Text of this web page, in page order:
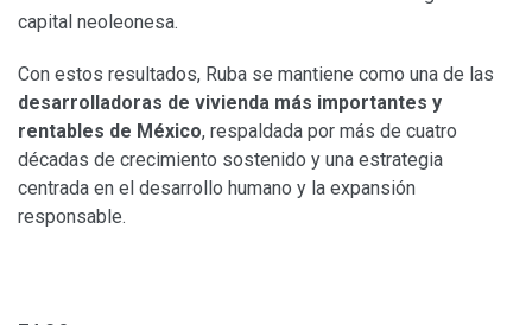
capital neoleonesa.
Con estos resultados, Ruba se mantiene como una de las
desarrolladoras de vivienda más importantes y
rentables de México, respaldada por más de cuatro
décadas de crecimiento sostenido y una estrategia
centrada en el desarrollo humano y la expansión
responsable.